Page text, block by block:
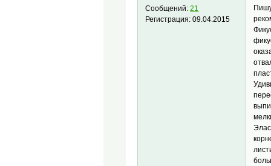
Сообщений:21
Регистрация:09.04.2015